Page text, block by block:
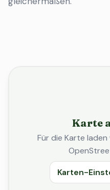
Karte
Für die Karte
Karten-